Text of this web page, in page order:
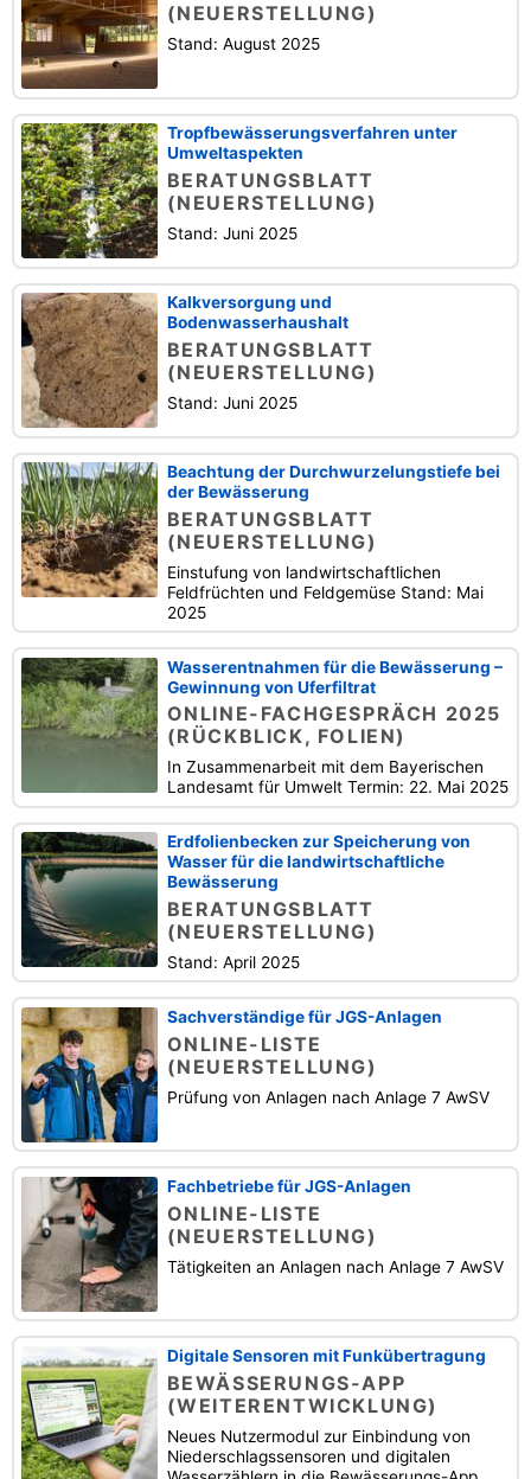
(NEUERSTELLUNG)
Stand: August 2025
Tropfbewässerungsverfahren unter
Umweltaspekten
BERATUNGSBLATT
(NEUERSTELLUNG)
Stand: Juni 2025
Kalkversorgung und
Bodenwasserhaushalt
BERATUNGSBLATT
(NEUERSTELLUNG)
Stand: Juni 2025
Beachtung der Durchwurzelungstiefe bei
der Bewässerung
BERATUNGSBLATT
(NEUERSTELLUNG)
Einstufung von landwirtschaftlichen
Feldfrüchten und Feldgemüse Stand: Mai
2025
Wasserentnahmen für die Bewässerung –
Gewinnung von Uferfiltrat
ONLINE-FACHGESPRÄCH 2025
(RÜCKBLICK, FOLIEN)
In Zusammenarbeit mit dem Bayerischen
Landesamt für Umwelt Termin: 22. Mai 2025
Erdfolienbecken zur Speicherung von
Wasser für die landwirtschaftliche
Bewässerung
BERATUNGSBLATT
(NEUERSTELLUNG)
Stand: April 2025
Sachverständige für JGS-Anlagen
ONLINE-LISTE
(NEUERSTELLUNG)
Prüfung von Anlagen nach Anlage 7 AwSV
Fachbetriebe für JGS-Anlagen
ONLINE-LISTE
(NEUERSTELLUNG)
Tätigkeiten an Anlagen nach Anlage 7 AwSV
Digitale Sensoren mit Funkübertragung
BEWÄSSERUNGS-APP
(WEITERENTWICKLUNG)
Neues Nutzermodul zur Einbindung von
Niederschlagssensoren und digitalen